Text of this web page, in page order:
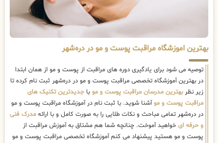
بهترین اموزشگاه مراقبت پوست و مو در دره‌شهر
توصیه می شود برای یادگیری دوره های مراقبت از پوست و مو از همان ابتدا
در بهترین آموزشگاه تخصصی مراقبت پوست و مو در دره‌شهر ثبت نام کرده تا
زیر نظربهترین مدرسان مراقبت پوست و مو با جدیدترین تکنیک های
مراقبت پوست و موآشنا شوید. با ثبت نام در آموزشگاه مراقبت پوست و مو
در دره‌شهر تمامی مباحث و نکات طلایی را به صورت کامل و با ارائه مدرک فنی
و حرفه ای خواهید آموخت. چنانچه شما هم مشتاق به آموزش مراقبت از
پوست و مو هستید پیشنهاد می کنم آموزشگاه تخصصی مراقبت پوست و مو